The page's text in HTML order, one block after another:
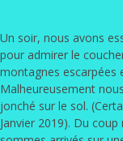
Un soir, nous avons
pour admirer le
montagnes escarpées
Malheureusement
jonché sur le sol.
Janvier 2019). Du